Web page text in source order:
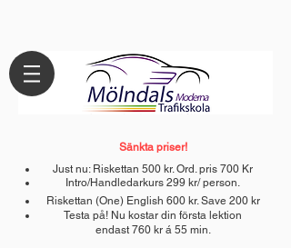
Sänkta priser!
Just nu: Riskettan 500 kr. Ord. pris 700 Kr
Intro/Handledarkurs 299 kr/ person.
Riskettan (One) English 600 kr. Save 200 kr
Testa på! Nu kostar din första lektion
endast 760 kr á 55 min.